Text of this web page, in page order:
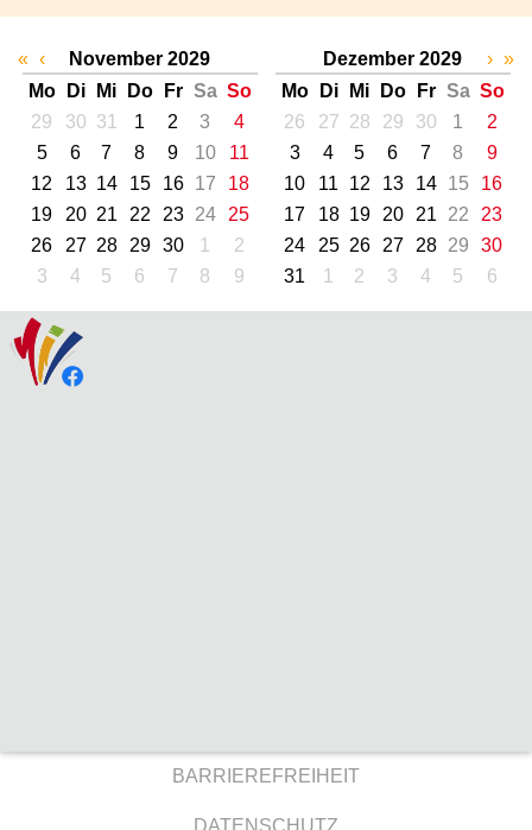
« ‹
November 2029
Mo
Di Mi Do Fr Sa So
29
30 31 1 2 3
4
5
6 7 8 9 10
11
12
13 14 15 16 17
18
19
20 21 22 23 24
25
26
27 28 29 30 1
2
3
4 5 6 7 8 9
Dezember 2029
Mo
Di Mi Do Fr Sa So
26
27 28 29 30 1
2
3
4 5 6 7 8
9
10
11 12 13 14 15
16
17
18 19 20 21 22
23
24
25 26 27 28 29
30
31
1 2 3 4 5 6
› »
BARRIEREFREIHEIT
DATENSCHUTZ